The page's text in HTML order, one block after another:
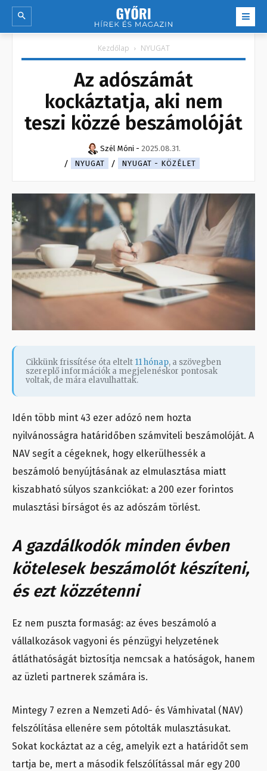
Kezdőlap NYUGAT
Az adószámát
kockáztatja, aki nem
teszi közzé beszámolóját
Szél Móni - 2025.08.31.
NYUGAT
NYUGAT - KÖZÉLET
Cikkünk frissítése óta eltelt 11 hónap, a szövegben
szereplő információk a megjelenéskor pontosak
voltak, de mára elavulhattak.
Idén több mint 43 ezer adózó nem hozta
nyilvánosságra határidőben számviteli beszámolóját. A
NAV segít a cégeknek, hogy elkerülhessék a
beszámoló benyújtásának az elmulasztása miatt
kiszabható súlyos szankciókat: a 200 ezer forintos
mulasztási bírságot és az adószám törlést.
A gazdálkodók minden évben
kötelesek beszámolót készíteni,
és ezt közzétenni
Ez nem puszta formaság: az éves beszámoló a
vállalkozások vagyoni és pénzügyi helyzetének
átláthatóságát biztosítja nemcsak a hatóságok, hanem
az üzleti partnerek számára is.
Mintegy 7 ezren a Nemzeti Adó- és Vámhivatal (NAV)
felszólítása ellenére sem pótolták mulasztásukat.
Sokat kockáztat az a cég, amelyik ezt a határidőt sem
tartja be, mert a második felszólítással már egy 200